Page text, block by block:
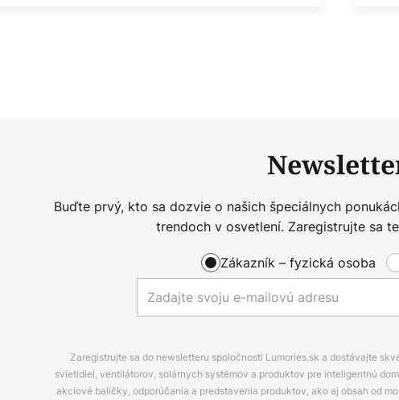
Buďte prvý, kto sa dozvie o našich špeciálnych
trendoch v osvetlení. Zaregistrujte sa
Zákazník – fyzická osoba
Zaregistrujte sa do newsletteru spoločnosti Lumories.sk a dostávajte
svietidiel, ventilátorov, solárnych systémov a produktov pre inteligentnú
akciové balíčky, odporúčania a predstavenia produktov, ako aj obsah od